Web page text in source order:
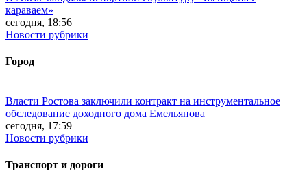
караваем»
сегодня, 18:56
Новости рубрики
Город
Власти Ростова заключили контракт на инструментальное
обследование доходного дома Емельянова
сегодня, 17:59
Новости рубрики
Транспорт и дороги